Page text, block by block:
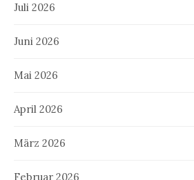
Juli 2026
Juni 2026
Mai 2026
April 2026
März 2026
Februar 2026